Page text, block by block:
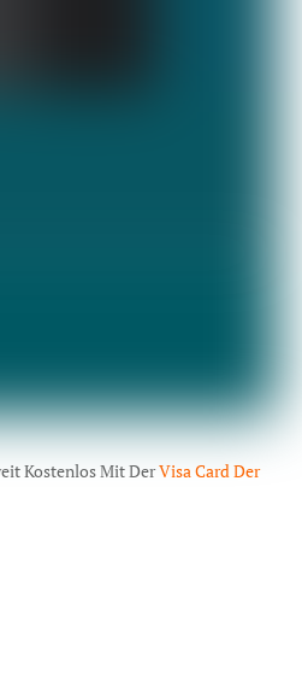
Kostenlos Mit DerVisa Card Der